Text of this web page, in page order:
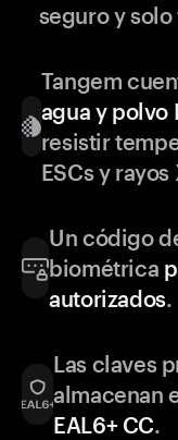
seguro y
Tangem
agua y polvo
resistir
ESCs y rayos
Un código
biométrica
autorizados.
Las claves
almacenan
EAL6+ CC.